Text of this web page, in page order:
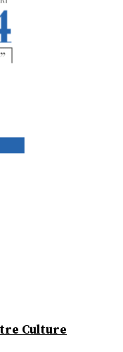
Culture